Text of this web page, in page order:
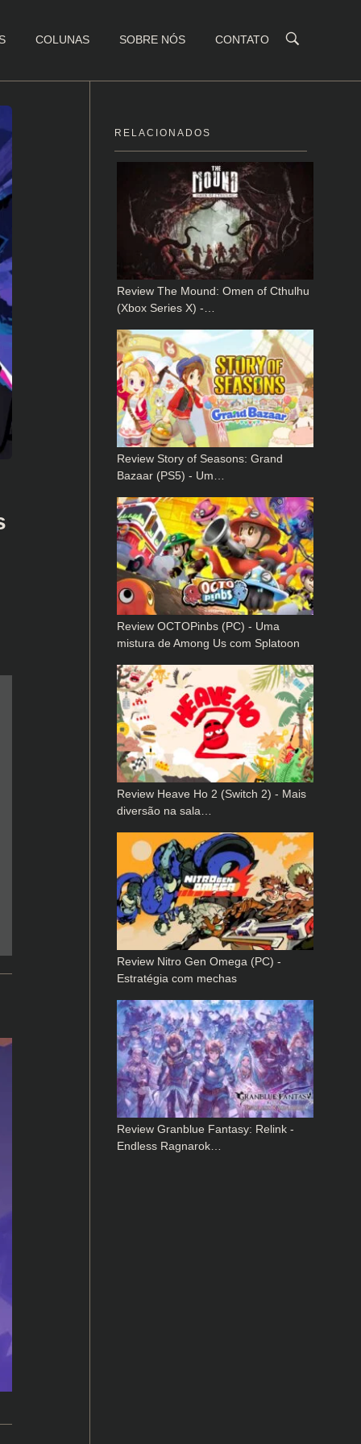
COLUNAS SOBRE NÓS CONTATO
RELACIONADOS
Review The Mound: Omen of Cthulhu
(Xbox Series X) -…
Review Story of Seasons: Grand
Bazaar (PS5) - Um…
Review OCTOPinbs (PC) - Uma
mistura de Among Us com Splatoon
Review Heave Ho 2 (Switch 2) - Mais
diversão na sala…
Review Nitro Gen Omega (PC) -
Estratégia com mechas
Review Granblue Fantasy: Relink -
Endless Ragnarok…